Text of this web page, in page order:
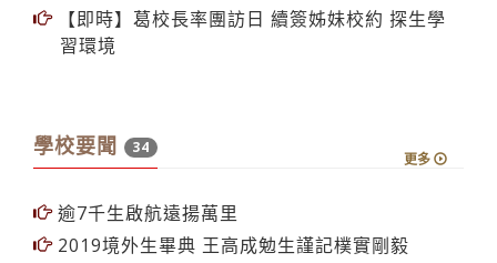
【即時】葛校長率團訪日 續簽姊妹校約 探生學
習環境
學校要聞 34
更多
逾7千生啟航遠揚萬里
2019境外生畢典 王高成勉生謹記樸實剛毅